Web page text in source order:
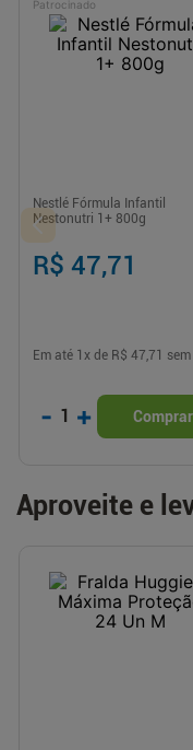
Patrocinado
Nestlé Fórmula Infantil
Nestonutri 1+ 800g
R$ 47,71
Em até 1 x de R$ 47,71
- 1 + Comprar
Aproveite e